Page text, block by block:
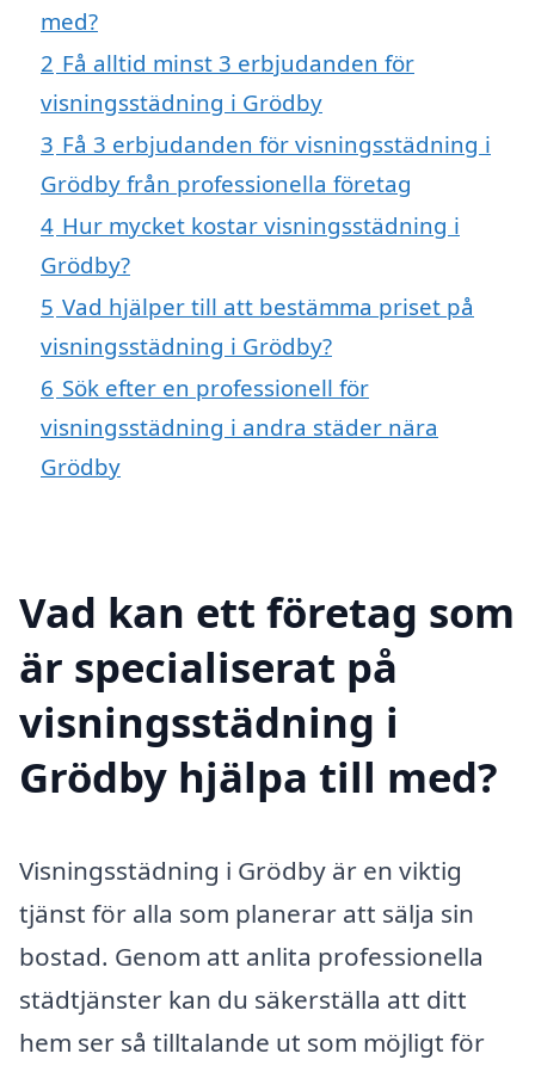
med?
2 Få alltid minst 3 erbjudanden för
visningsstädning i Grödby
3 Få 3 erbjudanden för visningsstädning i
Grödby från professionella företag
4 Hur mycket kostar visningsstädning i
Grödby?
5 Vad hjälper till att bestämma priset på
visningsstädning i Grödby?
6 Sök efter en professionell för
visningsstädning i andra städer nära
Grödby
Vad kan ett företag som
är specialiserat på
visningsstädning i
Grödby hjälpa till med?
Visningsstädning i Grödby är en viktig
tjänst för alla som planerar att sälja sin
bostad. Genom att anlita professionella
städtjänster kan du säkerställa att ditt
hem ser så tilltalande ut som möjligt för